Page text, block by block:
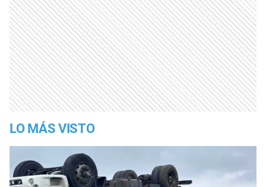
LO MÁS VISTO